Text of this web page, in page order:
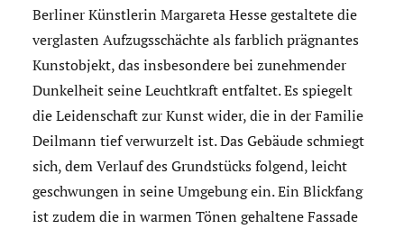
Berliner Künstlerin Margareta Hesse gestaltete die
verglasten Aufzugsschächte als farblich prägnantes
Kunstobjekt, das insbesondere bei zunehmender
Dunkelheit seine Leuchtkraft entfaltet. Es spiegelt
die Leidenschaft zur Kunst wider, die in der Familie
Deilmann tief verwurzelt ist. Das Gebäude schmiegt
sich, dem Verlauf des Grundstücks folgend, leicht
geschwungen in seine Umgebung ein. Ein Blickfang
ist zudem die in warmen Tönen gehaltene Fassade